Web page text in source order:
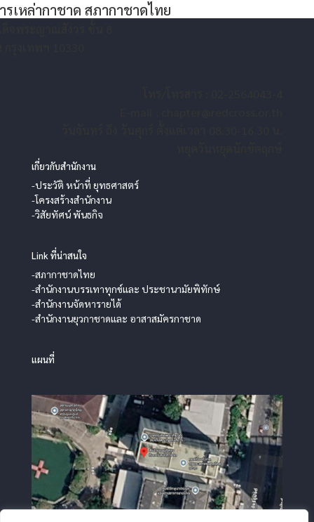
รเหล่ากาชาด สภากาชาดไทย
เกี่ยวกับสำนักงาน
-ประวัติ หน้าที่ ยุทธศาสตร์
-โครงสร้างสำนักงาน
-วิสัยทัศน์ พันธกิจ
Link ที่น่าสนใจ
-สภากาชาดไทย
-สำนักงานบรรเทาทุกข์และ ประชานามัยพิทักษ์
-สำนักงานจัดหารายได้
-สำนักงานยุวกาชาดและ อาสาสมัครกาชาด
แผนที่